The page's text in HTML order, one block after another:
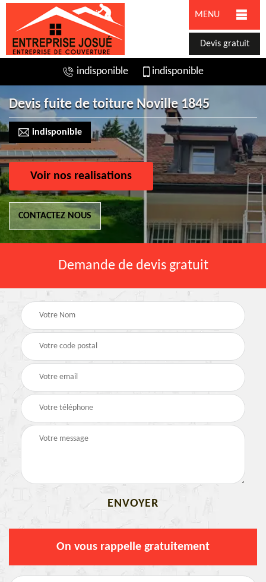
MENU
Devis gratuit
indisponible indisponible
Devis fuite de toiture Noville 1845
indisponible
Voir nos realisations
CONTACTEZ NOUS
Demande de devis gratuit
On vous rappelle gratuitement